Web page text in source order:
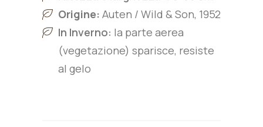
Origine: Auten / Wild & Son, 1952
In Inverno: la parte aerea
(vegetazione) sparisce, resiste
al gelo